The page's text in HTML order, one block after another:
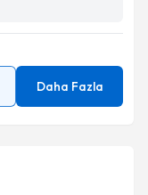
Daha Fazla